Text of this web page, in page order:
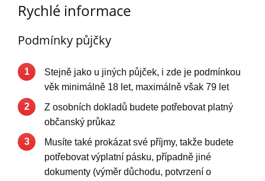
Rychlé informace
Podmínky půjčky
1
Stejně jako u jiných půjček, i zde je podmínkou
věk minimálně 18 let, maximálně však 79 let
2
Z osobních dokladů budete potřebovat platný
občanský průkaz
3
Musíte také prokázat své příjmy, takže budete
potřebovat výplatní pásku, případně jiné
dokumenty (výměr důchodu, potvrzení o